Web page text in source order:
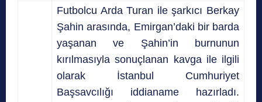
Futbolcu Arda Turan ile şarkıcı Berkay
Şahin arasında, Emirgan’daki bir barda
yaşanan ve Şahin’in burnunun
kırılmasıyla sonuçlanan kavga ile ilgili
olarak İstanbul Cumhuriyet
Başsavcılığı iddianame hazırladı.